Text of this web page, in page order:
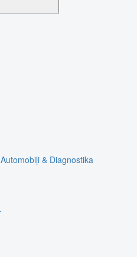
Automobiļi & Diagnostika